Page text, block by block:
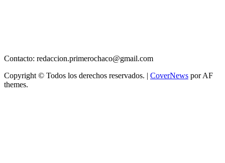
Contacto: redaccion.primerochaco@gmail.com
Copyright © Todos los derechos reservados. | CoverNews por AF
themes.